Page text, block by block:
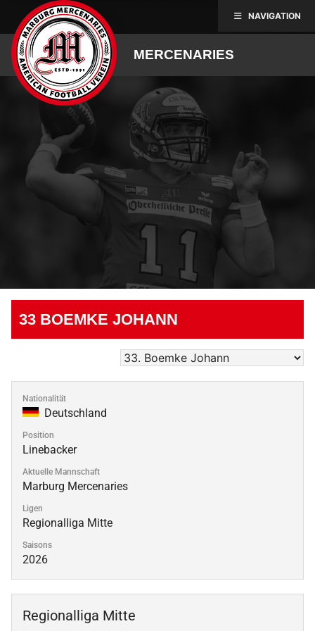
content
MERCENARIES
33 BOEMKE JOHANN
Nationalität
Deutschland
Position
Linebacker
Aktuelle Mannschaft
Marburg Mercenaries
Ligen
Regionalliga Mitte
Saisons
2026
Regionalliga Mitte
NAVIGATION